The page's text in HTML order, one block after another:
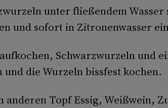
unter fließendem Wasser
und sofort in Zitronenwasser
Schwarzwurzeln und
und die Wurzeln bissfest kochen.
anderen Topf Essig, Weißwein,